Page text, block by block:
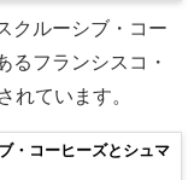
クルーシブ・コー
るフランシスコ・
れています。
・コーヒーズとシュマ